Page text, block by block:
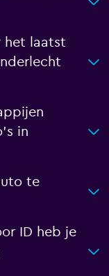
het laatst
in
te
ID heb je